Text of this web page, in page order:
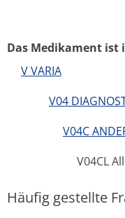
Das Medikament ist
V VARIA
V04
V04C
V04CL
Häufig gestellte